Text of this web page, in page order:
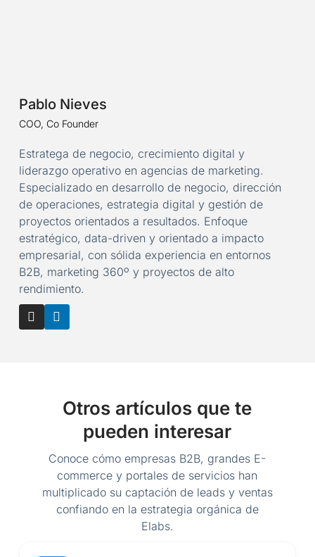
Pablo Nieves
COO, Co Founder
Estratega de negocio, crecimiento digital y
liderazgo operativo en agencias de marketing.
Especializado en desarrollo de negocio, dirección
de operaciones, estrategia digital y gestión de
proyectos orientados a resultados. Enfoque
estratégico, data-driven y orientado a impacto
empresarial, con sólida experiencia en entornos
B2B, marketing 360º y proyectos de alto
rendimiento.
Otros artículos que te
pueden interesar
Conoce cómo empresas B2B, grandes E-
commerce y portales de servicios han
multiplicado su captación de leads y ventas
confiando en la estrategia orgánica de
Elabs.